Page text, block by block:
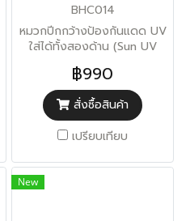
BHC014
หมวกปีกกว้างป้องกันแดด UV
ใส่ได้ทั้งสองด้าน (Sun UV
฿990
สั่งซื้อสินค้า
เปรียบเทียบ
New